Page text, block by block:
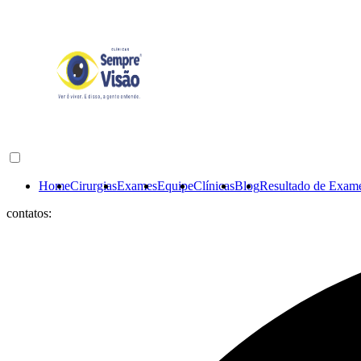
HomeCirurgiasExamesEquipeClínicasBlogResultado de
contatos: